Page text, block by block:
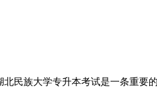
民族大学专升本考试是一条重